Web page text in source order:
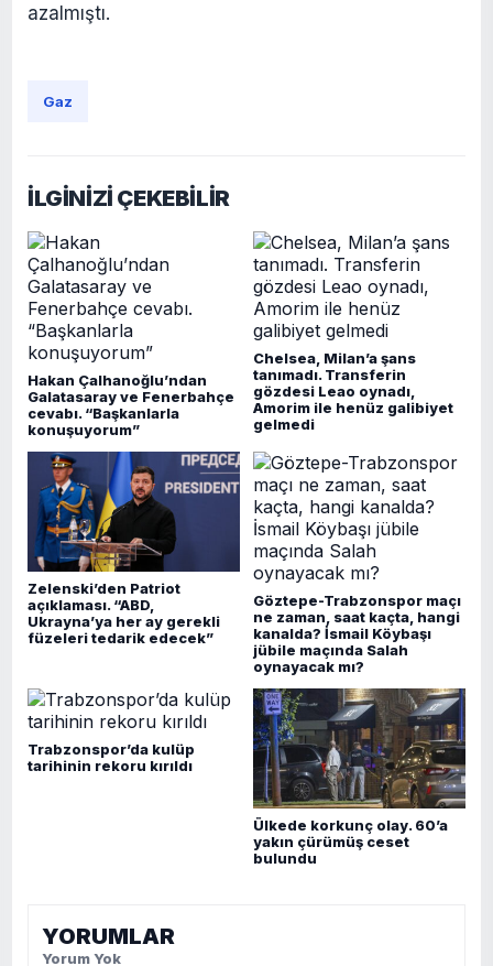
azalmıştı.
Gaz
İLGİNİZİ ÇEKEBİLİR
Hakan Çalhanoğlu’ndan
Galatasaray ve Fenerbahçe
cevabı. “Başkanlarla
konuşuyorum”
Chelsea, Milan’a şans
tanımadı. Transferin
gözdesi Leao oynadı,
Amorim ile henüz galibiyet
gelmedi
Zelenski’den Patriot
açıklaması. “ABD,
Ukrayna’ya her ay gerekli
füzeleri tedarik edecek”
Göztepe-Trabzonspor maçı
ne zaman, saat kaçta, hangi
kanalda? İsmail Köybaşı
jübile maçında Salah
oynayacak mı?
Trabzonspor’da kulüp
tarihinin rekoru kırıldı
Ülkede korkunç olay. 60’a
yakın çürümüş ceset
bulundu
YORUMLAR
Yorum Yok